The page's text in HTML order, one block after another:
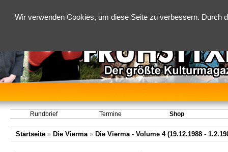
Wir verwenden Cookies, um diese Seite zu verbessern.
Rundbrief Termine Shop
Startseite » Die Vierma» Die Vierma - Volume 4 (19.12.1988 -